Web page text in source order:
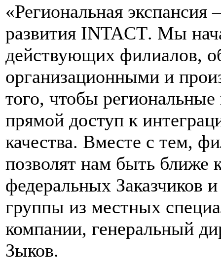
«Региональная экспансия
развития INTACT. Мы
действующих филиалов,
организационными и
того, чтобы
прямой доступ к
качества. Вместе с тем,
позволят нам быть ближе
федеральных Заказчиков
группы из местных
компании, генеральный
Зыков.